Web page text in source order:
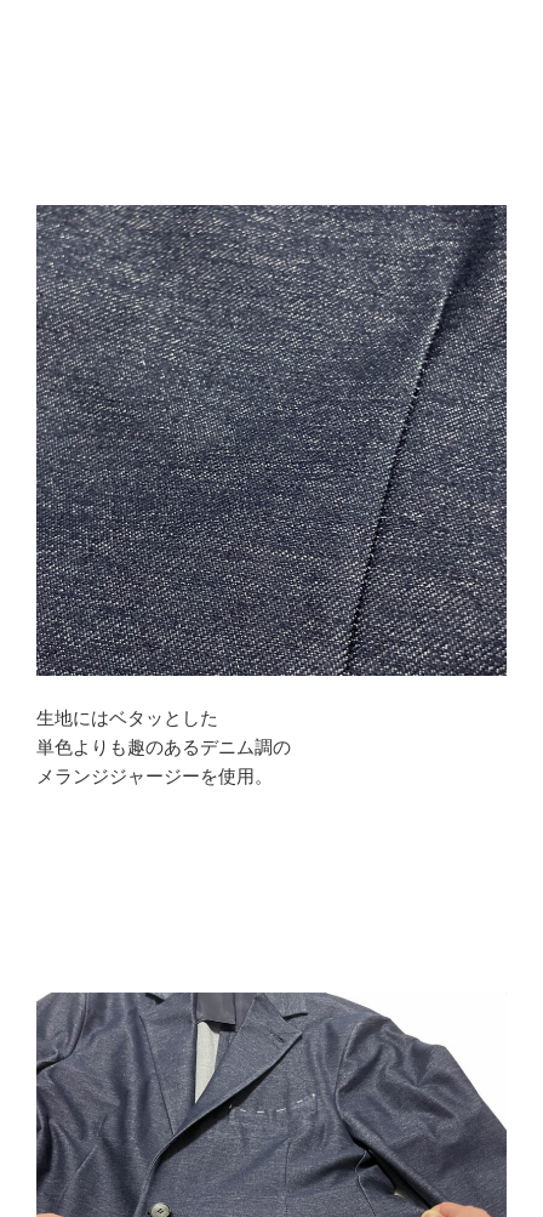
生地にはベタッとした
単色よりも趣のあるデニム調の
メランジジャージーを使用。